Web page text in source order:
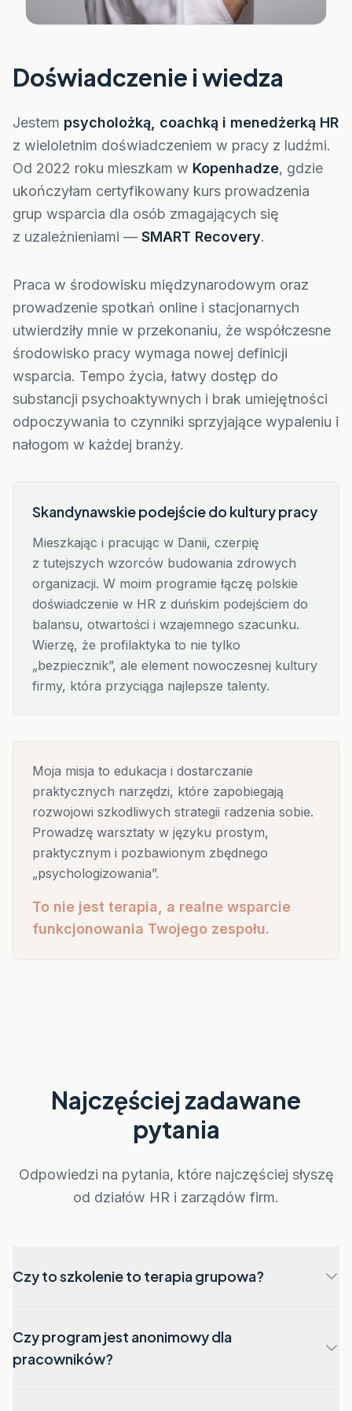
Doświadczenie i wiedza
Jestem psycholożką, coachką i menedżerką HR
z wieloletnim doświadczeniem w pracy z ludźmi.
Od 2022 roku mieszkam w Kopenhadze, gdzie
ukończyłam certyfikowany kurs prowadzenia
grup wsparcia dla osób zmagających się
z uzależnieniami — SMART Recovery.
Praca w środowisku międzynarodowym oraz
prowadzenie spotkań online i stacjonarnych
utwierdziły mnie w przekonaniu, że współczesne
środowisko pracy wymaga nowej definicji
wsparcia. Tempo życia, łatwy dostęp do
substancji psychoaktywnych i brak umiejętności
odpoczywania to czynniki sprzyjające wypaleniu i
nałogom w każdej branży.
Skandynawskie podejście do kultury pracy
Mieszkając i pracując w Danii, czerpię
z tutejszych wzorców budowania zdrowych
organizacji. W moim programie łączę polskie
doświadczenie w HR z duńskim podejściem do
balansu, otwartości i wzajemnego szacunku.
Wierzę, że profilaktyka to nie tylko
„bezpiecznik”, ale element nowoczesnej kultury
firmy, która przyciąga najlepsze talenty.
Moja misja to edukacja i dostarczanie
praktycznych narzędzi, które zapobiegają
rozwojowi szkodliwych strategii radzenia sobie.
Prowadzę warsztaty w języku prostym,
praktycznym i pozbawionym zbędnego
„psychologizowania”.
To nie jest terapia, a realne wsparcie
funkcjonowania Twojego zespołu.
Najczęściej zadawane
pytania
Odpowiedzi na pytania, które najczęściej słyszę
od działów HR i zarządów firm.
Czy to szkolenie to terapia grupowa?
profilaktycznych skupionych na narzędziach, a nie
na leczeniu. Uczestnicy poznają mechanizmy stresu
Czy program jest anonimowy dla
pracowników?